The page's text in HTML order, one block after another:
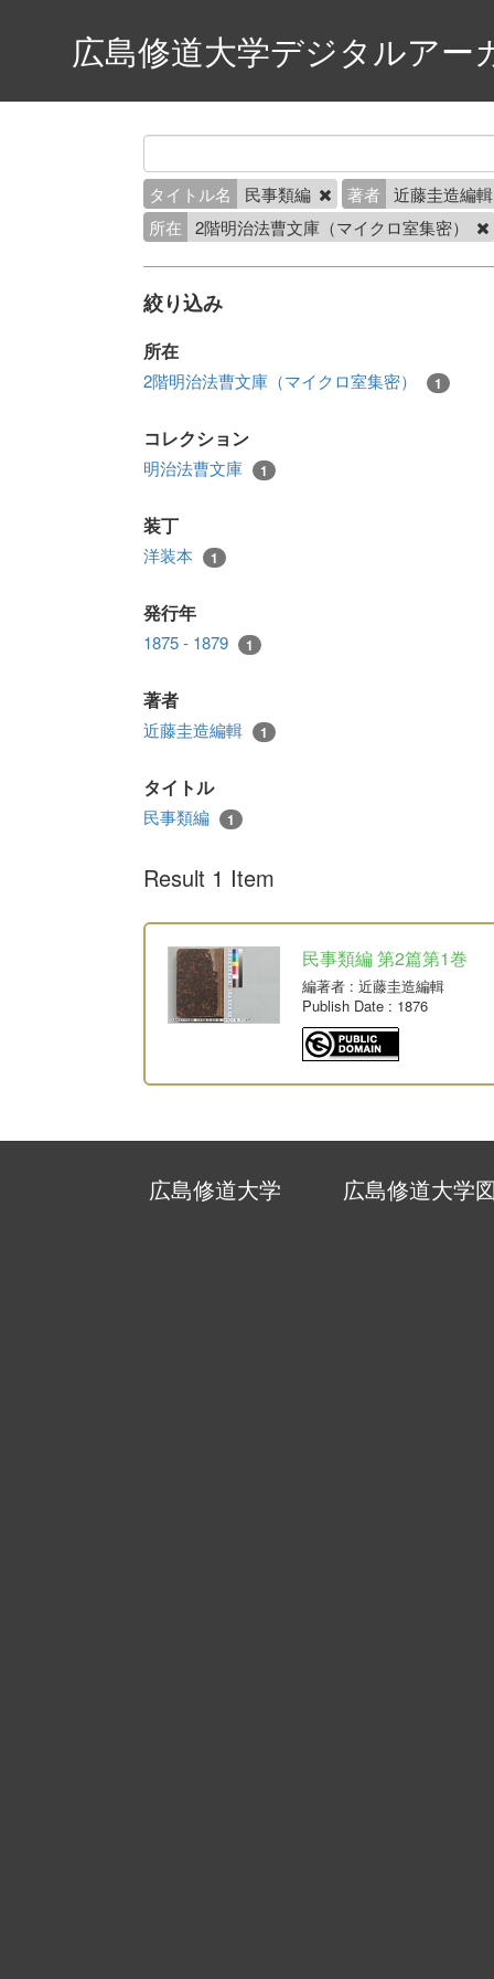
広島修道大学デジタルアー
タイトル名 民事類編 著者
近藤圭造編
所在
2階明治法曹文庫（マイクロ室集密）
絞り込み
所在
2階明治法曹文庫（マイクロ室集密） 1
コレクション
明治法曹文庫 1
装丁
洋装本 1
発行年
1875 - 1879 1
著者
近藤圭造編輯 1
タイトル
民事類編 1
Result 1 Item
民事類編 第2篇第1巻
編著者 : 近藤圭造編輯
Publish Date : 1876
広島修道大学 広島修道大学